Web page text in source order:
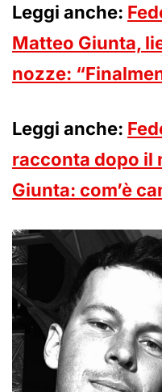
Leggi anche:
Matteo Giunta,
nozze:
Leggi anche:
racconta dopo il
Giunta: com’è